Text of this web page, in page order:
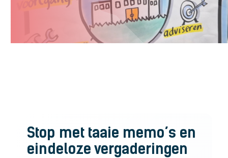
Stop met taaie memo’s en
eindeloze vergaderingen